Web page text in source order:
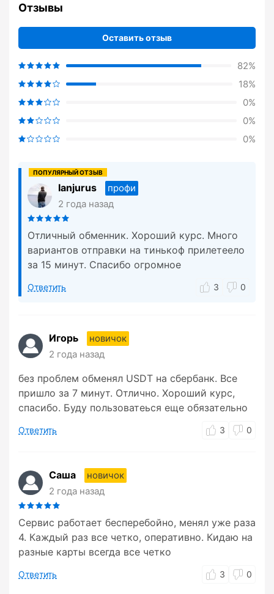
Отзывы
Оставить отзыв
82%
18%
0%
0%
0%
Ianjurus
профи
2 года назад
Отличный обменник. Хороший курс. Много
вариантов отправки на тинькоф прилетеело
за 15 минут. Спасибо огромное
Ответить 3 0
Игорь
новичок
2 года назад
без проблем обменял USDT на сбербанк. Все
пришло за 7 минут. Отлично. Хороший курс,
спасибо. Буду пользоватеься еще обязательно
Ответить 3 0
Саша
новичок
2 года назад
Сервис работает бесперебойно, менял уже раза
4. Каждый раз все четко, оперативно. Кидаю на
разные карты всегда все четко
Ответить 3 0